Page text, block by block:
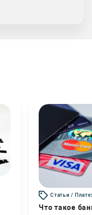
Статьи /
Что такое